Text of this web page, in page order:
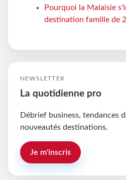
Pourquoi la Malaisie
destination famille de
NEWSLETTER
La quotidienne pro
Débrief business, tendances
nouveautés destinations.
Je m'inscris